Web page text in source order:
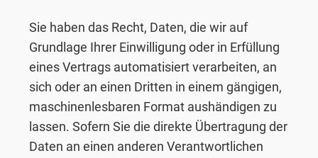
Sie haben das Recht, Daten, die wir auf
Grundlage Ihrer Einwilligung oder in Erfüllung
eines Vertrags automatisiert verarbeiten, an
sich oder an einen Dritten in einem gängigen,
maschinenlesbaren Format aushändigen zu
lassen. Sofern Sie die direkte Übertragung der
Daten an einen anderen Verantwortlichen